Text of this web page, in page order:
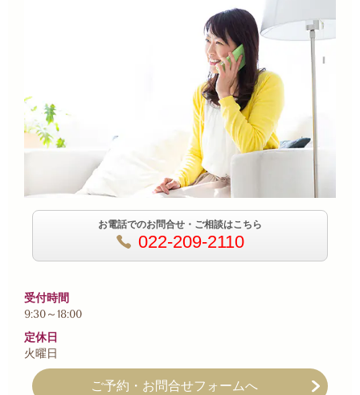
お電話でのお問合せ・ご相談はこちら
022-209-2110
受付時間
9:30～18:00
定休日
火曜日
ご予約・お問合せフォームへ